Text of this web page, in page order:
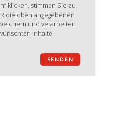
klicken, stimmen Sie zu,
die oben angegebenen
und verarbeiten
Inhalte